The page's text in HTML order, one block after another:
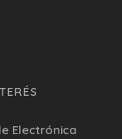
Electrónica